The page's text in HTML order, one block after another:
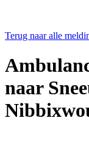
Terug naar alle
naar